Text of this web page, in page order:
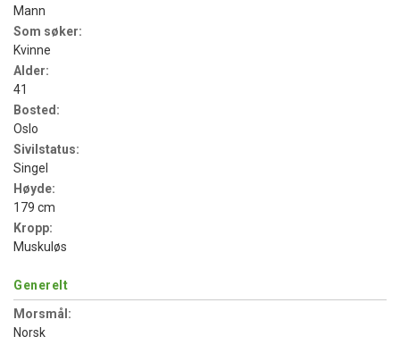
Mann
Som søker:
Kvinne
Alder:
41
Bosted:
Oslo
Sivilstatus:
Singel
Høyde:
179 cm
Kropp:
Muskuløs
Generelt
Morsmål:
Norsk